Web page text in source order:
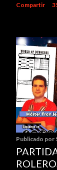
Compartir
Publicado por